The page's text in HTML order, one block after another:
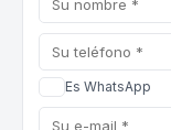
Es WhatsApp